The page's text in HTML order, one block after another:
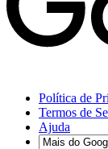
Política de
Termos de
Ajuda